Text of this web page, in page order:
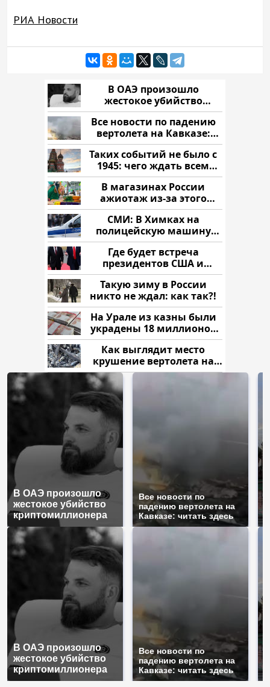
РИА Новости
В ОАЭ произошло
жестокое убийство
криптомиллионера
Все новости по падению
вертолета на Кавказе:
читать здесь
Таких событий не было с
1945: чего ждать всем
нам?
В магазинах России
ажиотаж из-за этого
продукта: что купить?
СМИ: В Химках на
полицейскую машину
напали и подожгли.
Где будет встреча
президентов США и
России: Европа?
Такую зиму в России
никто не ждал: как так?!
На Урале из казны были
украдены 18 миллионов
рублей
Как выглядит место
крушение вертолета на
Кавказе: смотреть
В ОАЭ произошло
жестокое убийство
криптомиллионера
Все новости по
падению вертолета на
Кавказе: читать здесь
В ОАЭ произошло
жестокое убийство
криптомиллионера
Все новости по
падению вертолета на
Кавказе: читать здесь